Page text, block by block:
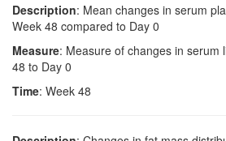
Description: Mean changes in serum
Week 48 compared to Day 0
Measure: Measure of changes in serum
48 to Day 0
Time: Week 48